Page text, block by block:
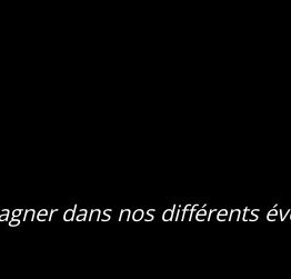
dans nos différents